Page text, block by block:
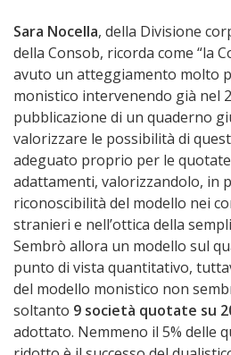
Sara Nocella, della Divisione
della Consob, ricorda come “la
avuto un atteggiamento molto
monistico intervenendo già nel
pubblicazione di un quaderno
valorizzare le possibilità di
adeguato proprio per le
adattamenti, valorizzandolo, in
riconoscibilità del modello nei
stranieri e nell’ottica della
Sembrò allora un modello sul
punto di vista quantitativo,
del modello monistico non
soltanto 9 società quotate su
adottato. Nemmeno il 5% delle